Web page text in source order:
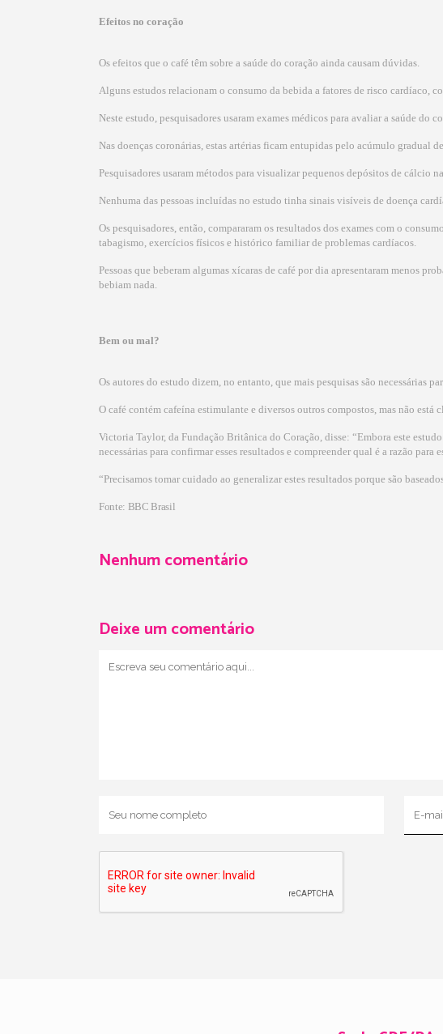
Efeitos no coração
Os efeitos que o café têm sobre a saúde do coração ainda causam dúvidas.
Alguns estudos relacionam o consumo da bebida a fatores de risco cardíaco,
Neste estudo, pesquisadores usaram exames médicos para avaliar a saúde do
Nas doenças coronárias, estas artérias ficam entupidas pelo acúmulo gradual
Pesquisadores usaram métodos para visualizar pequenos depósitos de cálcio
Nenhuma das pessoas incluídas no estudo tinha sinais visíveis de doença
Os pesquisadores, então, compararam os resultados dos exames com o
tabagismo, exercícios físicos e histórico familiar de problemas cardíacos.
Pessoas que beberam algumas xícaras de café por dia apresentaram menos
bebiam nada.
Bem ou mal?
Os autores do estudo dizem, no entanto, que mais pesquisas são necessárias
O café contém cafeína estimulante e diversos outros compostos, mas não está
Victoria Taylor, da Fundação Britânica do Coração, disse: “Embora este
necessárias para confirmar esses resultados e compreender qual é a razão para
“Precisamos tomar cuidado ao generalizar estes resultados porque são
Fonte: BBC Brasil
Nenhum comentário
Deixe um comentário